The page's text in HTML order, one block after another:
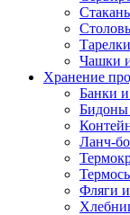
Чашки
Хранение
Банки
Бидоны
Ланч-
Фляги